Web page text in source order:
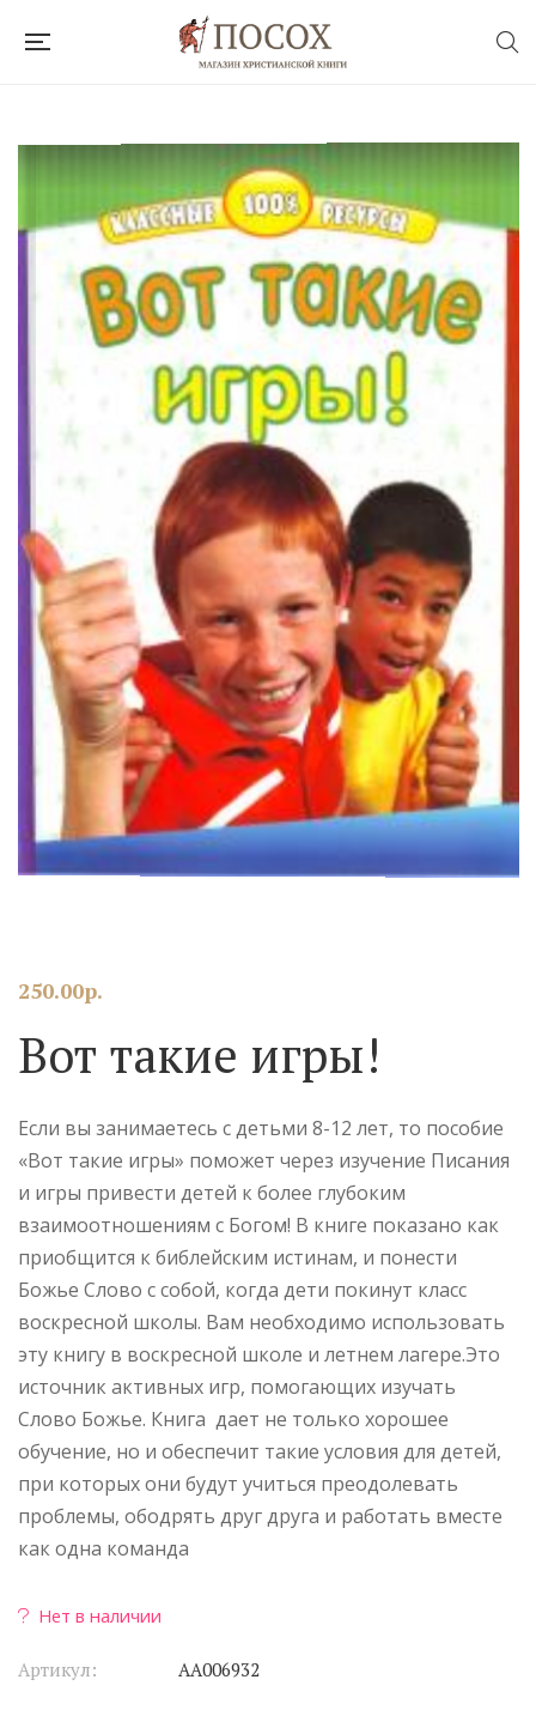
250.00р.
Вот такие игры!
Если вы занимаетесь с детьми 8-12 лет, то пособие
«Вот такие игры» поможет через изучение Писания
и игры привести детей к более глубоким
взаимоотношениям с Богом! В книге показано как
приобщится к библейским истинам, и понести
Божье Слово с собой, когда дети покинут класс
воскресной школы. Вам необходимо использовать
эту книгу в воскресной школе и летнем лагере.Это
источник активных игр, помогающих изучать
Слово Божье. Книга дает не только хорошее
обучение, но и обеспечит такие условия для детей,
при которых они будут учиться преодолевать
проблемы, ободрять друг друга и работать вместе
как одна команда
Нет в наличии
Артикул: АА006932